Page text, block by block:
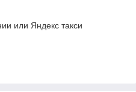
или Яндекс такси